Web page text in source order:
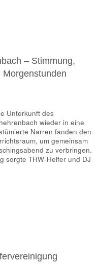
– Stimmung,
Unterkunft des
wieder in eine
Narren fanden den
um gemeinsam
zu verbringen.
sorgte THW-Helfer und DJ